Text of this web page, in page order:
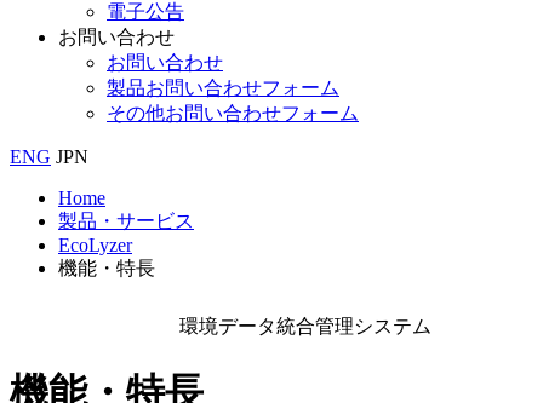
電子公告
お問い合わせ
お問い合わせ
製品お問い合わせフォーム
その他お問い合わせフォーム
ENG JPN
Home
製品・サービス
EcoLyzer
機能・特長
環境データ統合管理システム
機能・特長